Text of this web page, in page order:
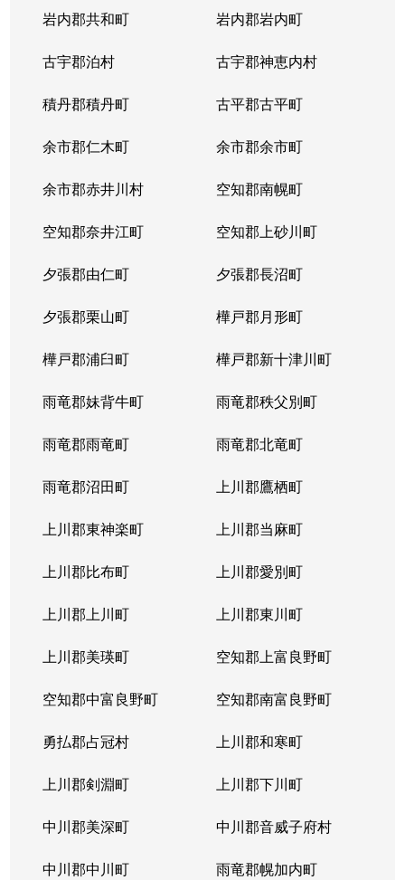
岩内郡共和町 岩内郡岩内町
古宇郡泊村 古宇郡神恵内村
積丹郡積丹町 古平郡古平町
余市郡仁木町 余市郡余市町
余市郡赤井川村 空知郡南幌町
空知郡奈井江町 空知郡上砂川町
夕張郡由仁町 夕張郡長沼町
夕張郡栗山町 樺戸郡月形町
樺戸郡浦臼町 樺戸郡新十津川町
雨竜郡妹背牛町 雨竜郡秩父別町
雨竜郡雨竜町 雨竜郡北竜町
雨竜郡沼田町 上川郡鷹栖町
上川郡東神楽町 上川郡当麻町
上川郡比布町 上川郡愛別町
上川郡上川町 上川郡東川町
上川郡美瑛町 空知郡上富良野町
空知郡中富良野町 空知郡南富良野町
勇払郡占冠村 上川郡和寒町
上川郡剣淵町 上川郡下川町
中川郡美深町 中川郡音威子府村
中川郡中川町 雨竜郡幌加内町